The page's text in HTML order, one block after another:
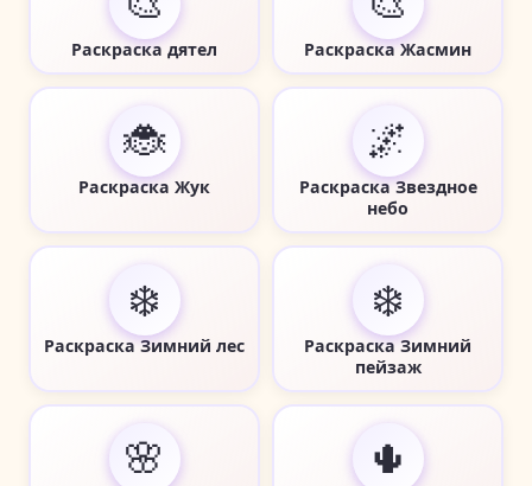
Раскраска дятел Раскраска Жасмин
🐞
Раскраска Жук
🌌
Раскраска Звездное
небо
❄️
Раскраска Зимний лес
❄️
Раскраска Зимний
пейзаж
🌸 🌵